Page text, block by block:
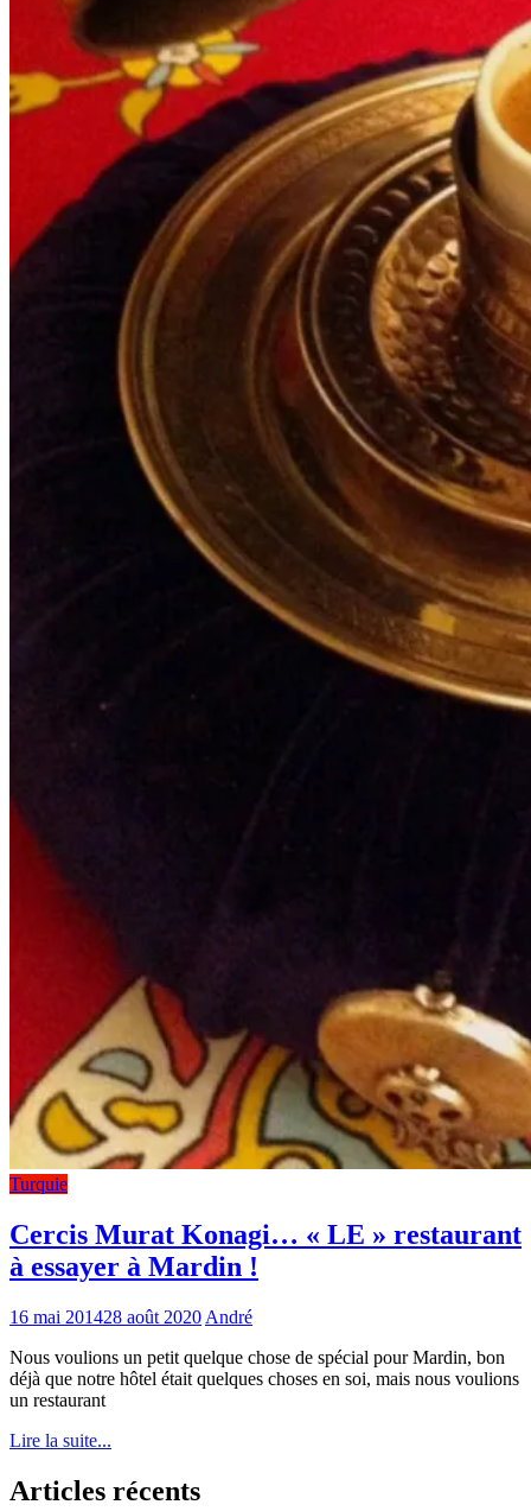
Turquie
Cercis Murat Konagi… « LE » restaurant
à essayer à Mardin !
16 mai 201428 août 2020 André
Nous voulions un petit quelque chose de spécial pour Mardin, bon
déjà que notre hôtel était quelques choses en soi, mais nous voulions
un restaurant
Lire la suite...
Articles récents